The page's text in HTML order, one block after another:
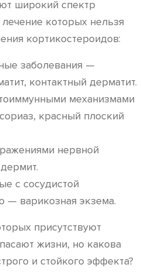
широкий спектр
которых нельзя
кортикостероидов:
заболевания —
контактный дерматит.
механизмами
красный плоский
нервной
с сосудистой
— варикозная экзема.
присутствуют
жизни, но какова
и стойкого эффекта?